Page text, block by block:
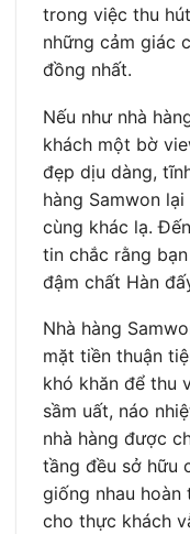
trong việc thu
những cảm giác
đồng nhất.
Nếu như nhà
khách một bờ
đẹp dịu dàng,
hàng Samwon
cùng khác lạ.
tin chắc rằng
đậm chất Hàn
Nhà hàng
mặt tiền thuận
khó khăn để thu
sầm uất, náo
nhà hàng được
tầng đều sở hữu
giống nhau hoàn
cho thực khách